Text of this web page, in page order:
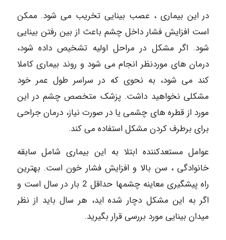
در این بیماری ، عصب بینایی تخریب می شود. ممکن
است افزایش فشار داخل چشم باعث از بین رفتن بینایی
شود. اگر مشکل در مراحل اولیه تشخیص داده شود،
درمان های موردنظر انجام می شود و روند بیماری کاملا
کند می شود، به نحوی که در سراسر طول عمر خود
مشکلی نخواهید داشت. پزشک متخصص چشم در این
مورد از قطره های چشمی یا در صورت نیاز، درمان جراحی
برای برطرف کردن مشکل استفاده می کند.
عوامل مستعدکننده ابتلا به این بیماری شامل سابقه
خانوادگی ، سن بالا و افزایش فشار خون است. بهترین
راه پیشگیری معاینه چشمها حداقل 2 بار در سال است و
اگر به این مشکل دچار شده اید، هر سال باید از نظر
میدان بینایی مورد بررسی قرار بگیرید.